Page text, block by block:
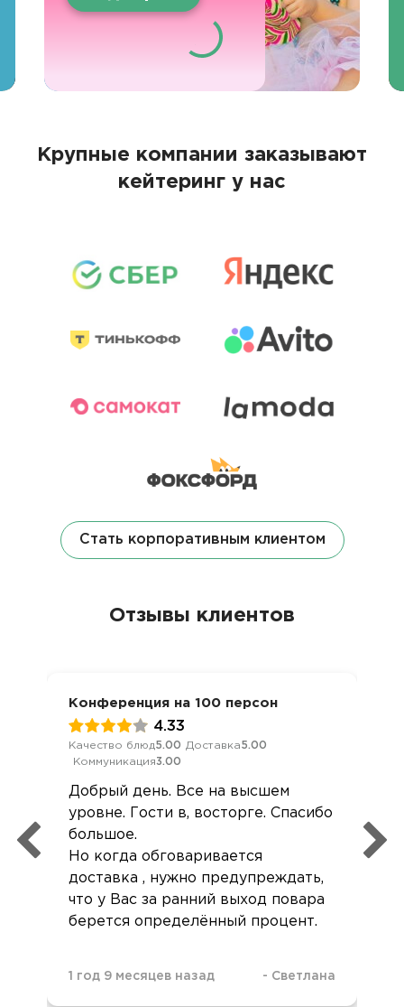
Крупные компании заказывают
кейтеринг у нас
Стать корпоративным клиентом
Отзывы клиентов
Конференция на 100 персон
4.33
Качество блюд5.00 Доставка5.00
Коммуникация3.00
Добрый день. Все на высшем
уровне. Гости в, восторге. Спасибо
большое.
Но когда обговаривается
доставка , нужно предупреждать,
что у Вас за ранний выход повара
берется определённый процент.
1 год 9 месяцев назад - Светлана